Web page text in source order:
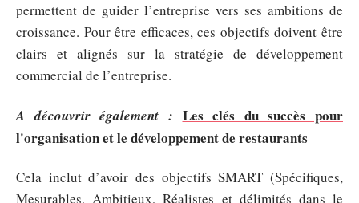
permettent de guider l’entreprise vers ses ambitions de
croissance. Pour être efficaces, ces objectifs doivent être
clairs et alignés sur la stratégie de développement
commercial de l’entreprise.
A découvrir également : Les clés du succès pour
l'organisation et le développement de restaurants
Cela inclut d’avoir des objectifs SMART (Spécifiques,
Mesurables, Ambitieux, Réalistes et délimités dans le